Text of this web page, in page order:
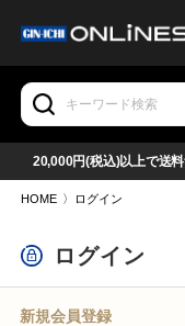
20,000円(税込)以上で送
HOME 〉 ログイン
ログイン
新規会員登録